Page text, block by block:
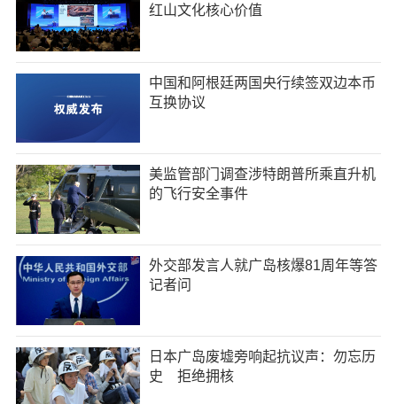
红山文化核心价值
中国和阿根廷两国央行续签双边本币
互换协议
美监管部门调查涉特朗普所乘直升机
的飞行安全事件
外交部发言人就广岛核爆81周年等答
记者问
日本广岛废墟旁响起抗议声：勿忘历
史 拒绝拥核